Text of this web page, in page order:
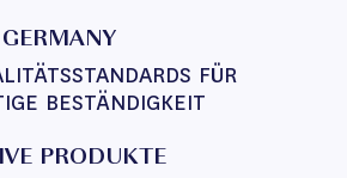
FÜR
BESTÄNDIGKEIT
PRODUKTE